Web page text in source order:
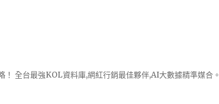
全台最強KOL資料庫,網紅行銷最佳夥伴,AI大數據精準媒合。